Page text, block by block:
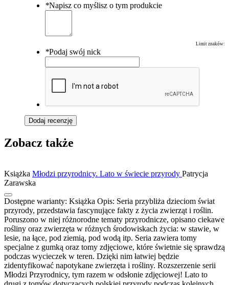
*Napisz co myślisz o tym produkcie
Limit znaków:
*Podaj swój nick
Dodaj recenzję
Zobacz także
Książka Młodzi przyrodnicy. Lato w świecie przyrody Patrycja
Zarawska
Dostępne warianty: Książka Opis: Seria przybliża dzieciom świat
przyrody, przedstawia fascynujące fakty z życia zwierząt i roślin.
Poruszono w niej różnorodne tematy przyrodnicze, opisano ciekawe
rośliny oraz zwierzęta w różnych środowiskach życia: w stawie, w
lesie, na łące, pod ziemią, pod wodą itp. Seria zawiera tomy
specjalne z gumką oraz tomy zdjęciowe, które świetnie się sprawdzą
podczas wycieczek w teren. Dzięki nim łatwiej będzie
zidentyfikować napotykane zwierzęta i rośliny. Rozszerzenie serii
Młodzi Przyrodnicy, tym razem w odsłonie zdjęciowej! Lato to